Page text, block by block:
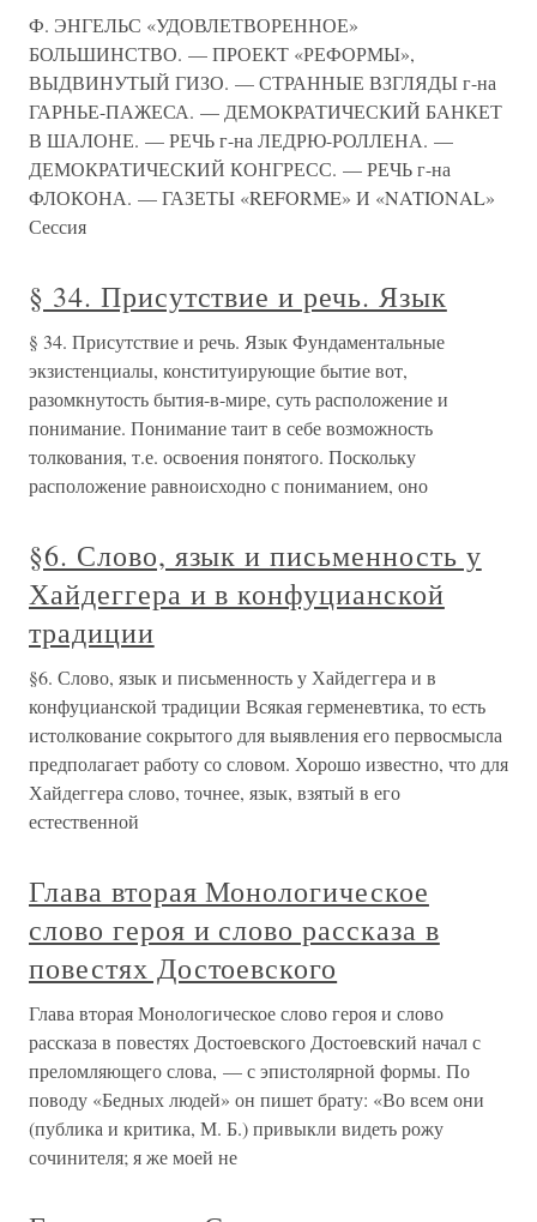
Ф. ЭНГЕЛЬС «УДОВЛЕТВОРЕННОЕ»
БОЛЬШИНСТВО. — ПРОЕКТ «РЕФОРМЫ»,
ВЫДВИНУТЫЙ ГИЗО. — СТРАННЫЕ ВЗГЛЯДЫ г-на
ГАРНЬЕ-ПАЖЕСА. — ДЕМОКРАТИЧЕСКИЙ БАНКЕТ
В ШАЛОНЕ. — РЕЧЬ г-на ЛЕДРЮ-РОЛЛЕНА. —
ДЕМОКРАТИЧЕСКИЙ КОНГРЕСС. — РЕЧЬ г-на
ФЛОКОНА. — ГАЗЕТЫ «REFORME» И «NATIONAL»
Сессия
§ 34. Присутствие и речь. Язык
§ 34. Присутствие и речь. Язык Фундаментальные
экзистенциалы, конституирующие бытие вот,
разомкнутость бытия-в-мире, суть расположение и
понимание. Понимание таит в себе возможность
толкования, т.е. освоения понятого. Поскольку
расположение равноисходно с пониманием, оно
§6. Слово, язык и письменность у
Хайдеггера и в конфуцианской
традиции
§6. Слово, язык и письменность у Хайдеггера и в
конфуцианской традиции Всякая герменевтика, то есть
истолкование сокрытого для выявления его первосмысла
предполагает работу со словом. Хорошо известно, что для
Хайдеггера слово, точнее, язык, взятый в его
естественной
Глава вторая Монологическое
слово героя и слово рассказа в
повестях Достоевского
Глава вторая Монологическое слово героя и слово
рассказа в повестях Достоевского Достоевский начал с
преломляющего слова, — с эпистолярной формы. По
поводу «Бедных людей» он пишет брату: «Во всем они
(публика и критика, М. Б.) привыкли видеть рожу
сочинителя; я же моей не